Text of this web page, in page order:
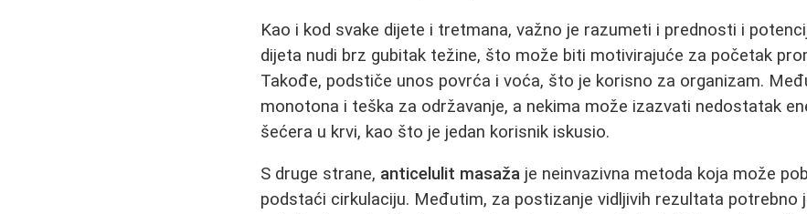
Kao i kod svake dijete i tretmana, važno je razumeti i prednosti i
dijeta nudi brz gubitak težine, što može biti motivirajuće za početak
Takođe, podstiče unos povrća i voća, što je korisno za organizam.
monotona i teška za održavanje, a nekima može izazvati nedostatak
šećera u krvi, kao što je jedan korisnik iskusio.
S druge strane, anticelulit masaža je neinvazivna metoda koja može
podstaći cirkulaciju. Međutim, za postizanje vidljivih rezultata potrebno